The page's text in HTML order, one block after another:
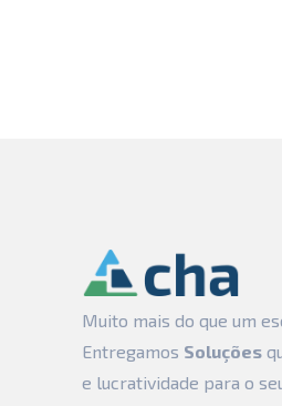
Muito mais do que um
Entregamos Soluções
e lucratividade para o